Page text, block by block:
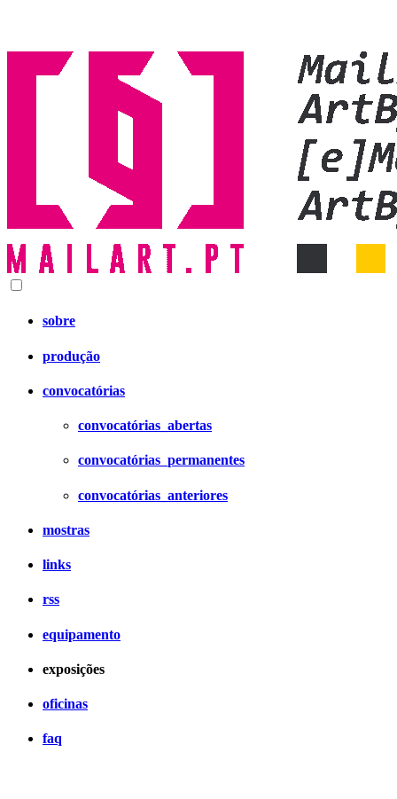
sobre
produção
convocatórias
convocatórias_abertas
convocatórias_permanentes
convocatórias_anteriores
mostras
links
rss
equipamento
exposições
oficinas
faq